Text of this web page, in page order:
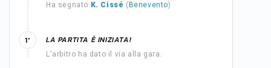
Ha segnato K. Cissé ( Benevento)
LA PARTITA È INIZIATA!
L'arbitro ha dato il via alla gara.
1'